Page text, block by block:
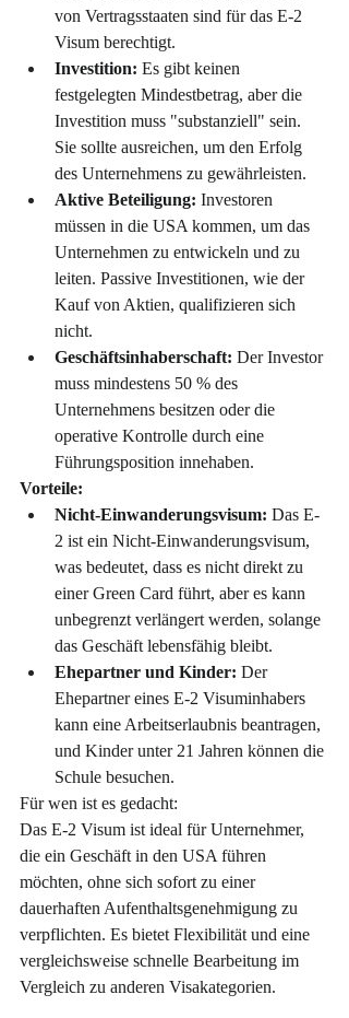
von Vertragsstaaten sind für das E-2
Visum berechtigt.
Investition: Es gibt keinen
festgelegten Mindestbetrag, aber die
Investition muss "substanziell" sein.
Sie sollte ausreichen, um den Erfolg
des Unternehmens zu gewährleisten.
Aktive Beteiligung: Investoren
müssen in die USA kommen, um das
Unternehmen zu entwickeln und zu
leiten. Passive Investitionen, wie der
Kauf von Aktien, qualifizieren sich
nicht.
Geschäftsinhaberschaft: Der Investor
muss mindestens 50 % des
Unternehmens besitzen oder die
operative Kontrolle durch eine
Führungsposition innehaben.
Vorteile:
Nicht-Einwanderungsvisum: Das E-
2 ist ein Nicht-Einwanderungsvisum,
was bedeutet, dass es nicht direkt zu
einer Green Card führt, aber es kann
unbegrenzt verlängert werden, solange
das Geschäft lebensfähig bleibt.
Ehepartner und Kinder: Der
Ehepartner eines E-2 Visuminhabers
kann eine Arbeitserlaubnis beantragen,
und Kinder unter 21 Jahren können die
Schule besuchen.
Für wen ist es gedacht:
Das E-2 Visum ist ideal für Unternehmer,
die ein Geschäft in den USA führen
möchten, ohne sich sofort zu einer
dauerhaften Aufenthaltsgenehmigung zu
verpflichten. Es bietet Flexibilität und eine
vergleichsweise schnelle Bearbeitung im
Vergleich zu anderen Visakategorien.